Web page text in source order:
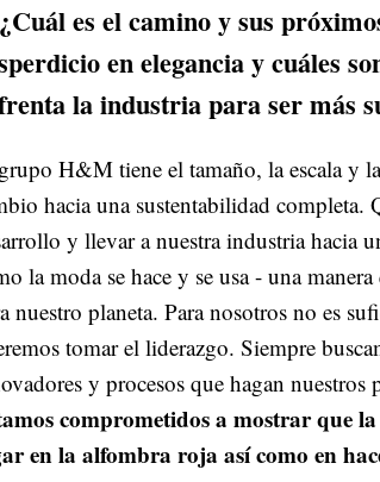
es el camino y sus
en elegancia y cuáles
la industria para ser más
H&M tiene el tamaño, la escala y
hacia una sustentabilidad completa.
y llevar a nuestra industria hacia
la moda se hace y se usa - una
nuestro planeta. Para nosotros no es
tomar el liderazgo. Siempre
y procesos que hagan nuestros
comprometidos a mostrar que
en la alfombra roja así como en